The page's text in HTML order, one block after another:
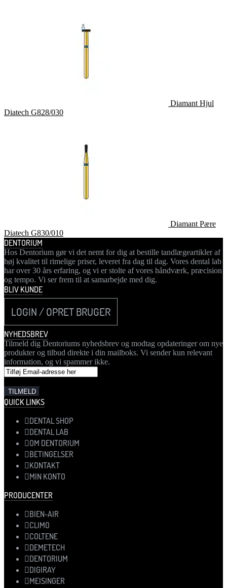
Diamant Hjul
Diatech G828/030
Diamant Pære
Diatech G830/010
DENTORIUM
Hos Dentorium gør vi det nemt for dig at bestille tandlægeartikler af
høj kvalitet til rimelige priser, leveret fra dag til dag. Vores dental lab
har over 30 års erfaring, og vi er stolte af vores håndværk, præcision
og tempo. Vi ser frem til at samarbejde med dig.
BLIV KUNDE
LOGIN / OPRET BRUGER
NYHEDSBREV
Tilmeld dig Dentoriums nyhedsbrev og modtag opdateringer om nye
produkter og tilbud direkte i din mailboks. Vi sender kun relevant
information, og vi spammer ikke.
QUICK LINKS
DENTAL SHOP
DENTAL LAB
OM DENTORIUM
BETINGELSER
KONTAKT
MIN KONTO
PRODUCENTER
BIEN-AIR
CLIMO
COLTENE
DEMETECH
DENTORIUM
DIGIRAY
MEISINGER